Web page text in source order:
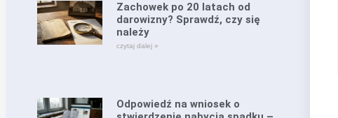
Zachowek po 20 latach od
darowizny? Sprawdź, czy się
należy
czytaj dalej »
Odpowiedź na wniosek o